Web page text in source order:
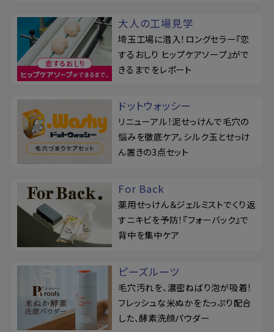
大人の工場見学
埼玉工場に潜入！ロングセラー『恋
するおしり ヒップケアソープ』がで
きるまでをレポート
ドットウォッシー
リニューアル！泥せっけんで毛穴の
悩みを徹底ケア。シルク玉とせっけ
ん置きの3点セット
For Back
薬用せっけん＆ジェルミストでくり返
すニキビを予防！『フォーバック』で
背中を集中ケア
ピーズルーツ
毛穴汚れを、濃密ねばり泡が吸着！
フレッシュな米ぬかをたっぷり配合
した、酵素洗顔パウダー